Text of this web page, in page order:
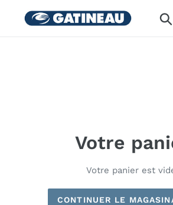
Votre
Votre panier est
CONTINUER LE